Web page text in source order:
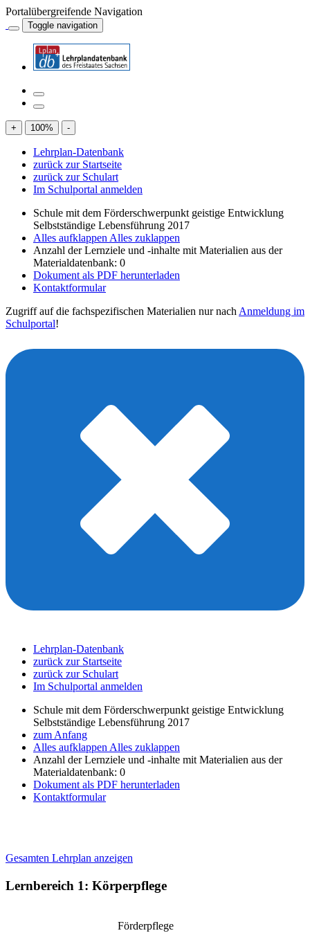
Portalübergreifende Navigation
Toggle navigation
+ 100% -
Lehrplan-Datenbank
zurück zur Startseite
zurück zur Schulart
Im Schulportal anmelden
Schule mit dem Förderschwerpunkt geistige Entwicklung
Selbstständige Lebensführung 2017
Alles aufklappen Alles zuklappen
Anzahl der Lernziele und -inhalte mit Materialien aus der
Materialdatenbank: 0
Dokument als PDF herunterladen
Kontaktformular
Zugriff auf die fachspezifischen Materialien nur nach Anmeldung im
Schulportal!
Lehrplan-Datenbank
zurück zur Startseite
zurück zur Schulart
Im Schulportal anmelden
Schule mit dem Förderschwerpunkt geistige Entwicklung
Selbstständige Lebensführung 2017
zum Anfang
Alles aufklappen Alles zuklappen
Anzahl der Lernziele und -inhalte mit Materialien aus der
Materialdatenbank: 0
Dokument als PDF herunterladen
Kontaktformular
Gesamten Lehrplan anzeigen
Lernbereich 1: Körperpflege
Förderpflege